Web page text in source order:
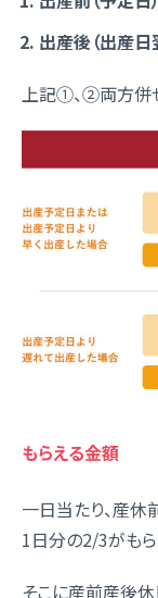
出産後（出産日
上記①、②両方併
もらえる金額
一日当たり、産休
1日分の2/3がもら
そこに産前産後